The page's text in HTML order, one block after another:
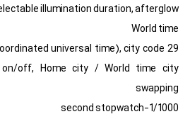
illumination duration, afterglow
World time
universal time), city code
on/off, Home city / World time city
swapping
1/1000-second stopwatch